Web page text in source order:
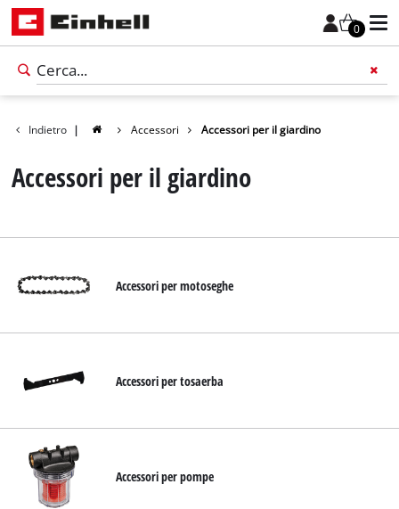
0
Français
Indietro | Accessori Accessori per il giardino
Accessori per il giardino
Accessori per motoseghe
Accessori per tosaerba
Accessori per pompe